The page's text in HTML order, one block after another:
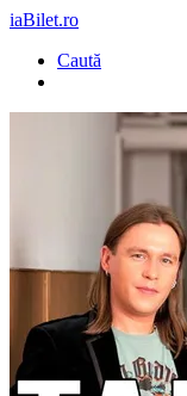
iaBilet.ro
Caută